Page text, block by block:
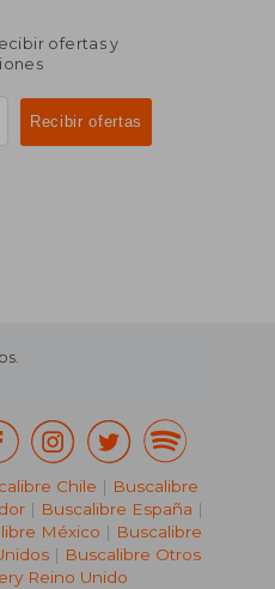
ofertas y
Chile | Buscalibre
| Buscalibre España |
México | Buscalibre
| Buscalibre Otros
Reino Unido